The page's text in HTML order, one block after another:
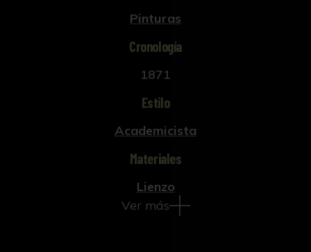
Pinturas
Cronología
1871
Estilo
Academicista
Materiales
Lienzo
Ver más